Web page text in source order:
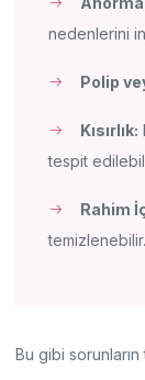
nedenlerini
Polip
Kısırlık:
tespit
Rahim
temizlenebilir.
Bu gibi